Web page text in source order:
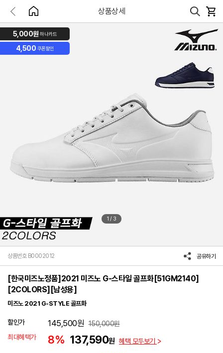
상품상세
5,000원 하나카드
4,500 쿠폰할인
1 / 3
상품번호 B0002012 공유하기
[한국미즈노정품]2021 미즈노 G-스타일 골프화[51GM2140]
[2COLORS][남성용]
미즈노 2021 G-STYLE 골프화
할인가 145,500원 150,000원
최대혜택가
8% 137,590원 혜택 모두보기